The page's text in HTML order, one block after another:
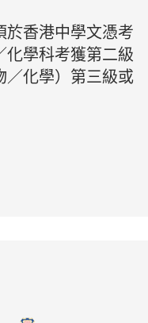
於香港中學文憑考
化學科考獲第二級
／化學）第三級或